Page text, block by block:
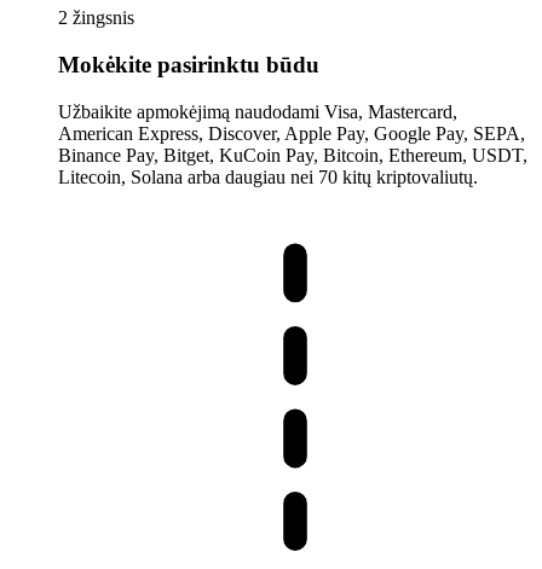
2 žingsnis
Mokėkite pasirinktu būdu
Užbaikite apmokėjimą naudodami Visa, Mastercard,
American Express, Discover, Apple Pay, Google Pay, SEPA,
Binance Pay, Bitget, KuCoin Pay, Bitcoin, Ethereum, USDT,
Litecoin, Solana arba daugiau nei 70 kitų kriptovaliutų.